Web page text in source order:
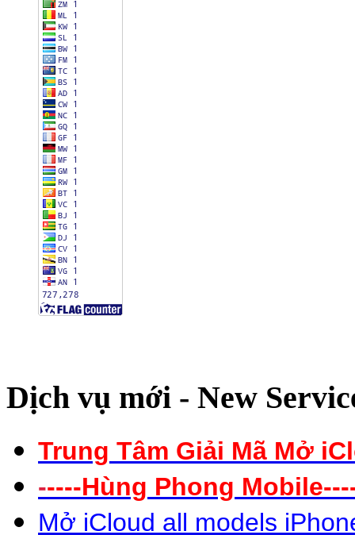
Dịch vụ mới - New
Trung Tâm Giải Mã Mở
-----Hùng Phong
Mở iCloud all models